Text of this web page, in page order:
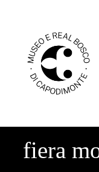
fiera